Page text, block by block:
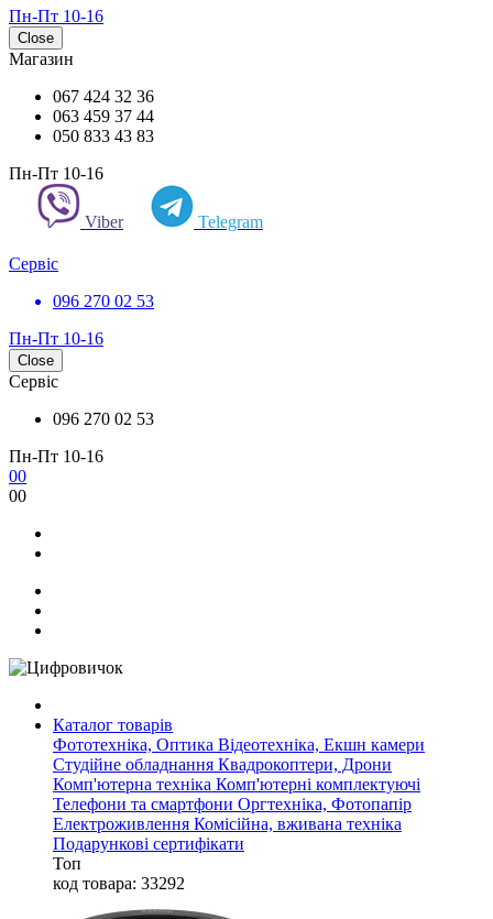
Пн-Пт 10-16
Close
Магазин
067 424 32 36
063 459 37 44
050 833 43 83
Пн-Пт 10-16
Viber Telegram
Сервіс
096 270 02 53
Пн-Пт 10-16
Close
Сервіс
096 270 02 53
Пн-Пт 10-16
00
00
Каталог товарів
Фототехніка, Оптика Відеотехніка, Екшн камери
Студійне обладнання Квадрокоптери, Дрони
Комп'ютерна техніка Комп'ютерні комплектуючі
Телефони та смартфони Оргтехніка, Фотопапір
Електроживлення Комісійна, вживана техніка
Подарункові сертифікати
Топ
код товара: 33292